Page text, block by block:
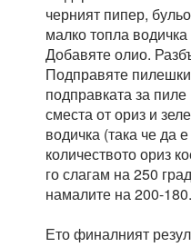
черният пипер,
малко топла
Добавяте олио.
Подправяте
подправката за пиле
сместа от ориз и
водичка (така че да
количеството ориз
го слагам на 250
намалите на 200-
Ето финалният